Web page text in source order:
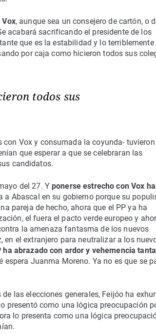
Vox, aunque sea un consejero de cartón, o
acabará sacrificando el presidente de los
que es la estabilidad y lo terriblemente
por caja como hicieron todos sus
todos sus
con Vox y consumada la coyunda- tuvieron
que esperar a que se celebraran las
candidatos.
del 27. Yponerse estrecho con Vox
a Abascal en su gobierno porque su
pareja de hecho, ahora que el PP ya ha
el fuera el pacto verde europeo y
la amenaza fantasma de los nuevos
en el extranjero para neutralizar a los
ha abrazado con ardor y vehemencia
Juanma Moreno. Ya no es que se
las elecciones generales, Feijóo ha
presentó como una lógica preocupación
lo presenta como una lógica